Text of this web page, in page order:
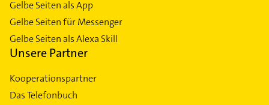
Gelbe Seiten als App
Gelbe Seiten für Messenger
Gelbe Seiten als Alexa Skill
Unsere Partner
Kooperationspartner
Das Telefonbuch